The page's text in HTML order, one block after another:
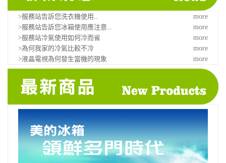
>服務站告訴您洗衣機使用...
more
>服務站告訴您冰箱使用應注意...
more
>服務站冷氣使用如何冷而省
more
>為何我家的冷氣比較不冷
more
>液晶電視為何發生當機的現象
more